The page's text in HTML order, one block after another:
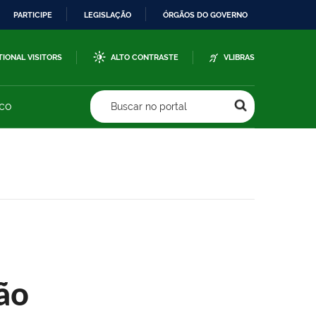
PARTICIPE LEGISLAÇÃO ÓRGÃOS DO GOVERNO
VISITORS ALTO CONTRASTE VLIBRAS
Buscar no portal